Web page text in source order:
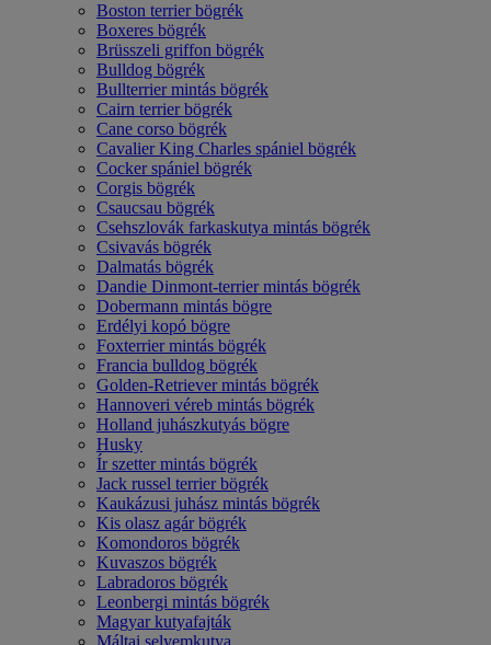
Boston terrier bögrék
Boxeres bögrék
Brüsszeli griffon bögrék
Bulldog bögrék
Bullterrier mintás bögrék
Cairn terrier bögrék
Cane corso bögrék
Cavalier King Charles spániel bögrék
Cocker spániel bögrék
Corgis bögrék
Csaucsau bögrék
Csehszlovák farkaskutya mintás bögrék
Csivavás bögrék
Dalmatás bögrék
Dandie Dinmont-terrier mintás bögrék
Dobermann mintás bögre
Erdélyi kopó bögre
Foxterrier mintás bögrék
Francia bulldog bögrék
Golden-Retriever mintás bögrék
Hannoveri véreb mintás bögrék
Holland juhászkutyás bögre
Husky
Ír szetter mintás bögrék
Jack russel terrier bögrék
Kaukázusi juhász mintás bögrék
Kis olasz agár bögrék
Komondoros bögrék
Kuvaszos bögrék
Labradoros bögrék
Leonbergi mintás bögrék
Magyar kutyafajták
Máltai selyemkutya